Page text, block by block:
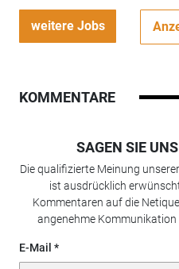
weitere Jobs
KOMMENTARE
SAGEN SIE
Die qualifizierte Meinung
ist ausdrücklich
Kommentaren auf die
angenehme Kommunikation
E-Mail